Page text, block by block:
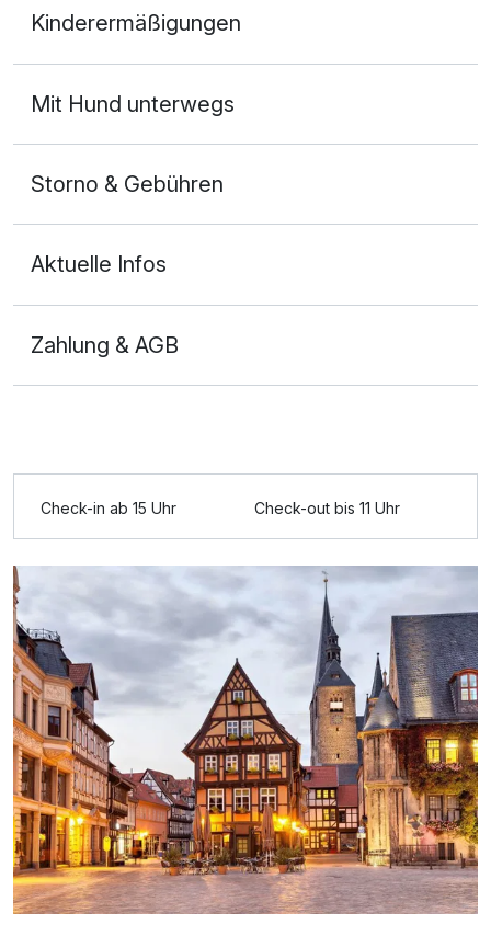
2 Erwachsene und 2 Kinder
Ausstattung
Zusatznächte
Kinderermäßigungen
Mit Hund unterwegs
Storno & Gebühren
Aktuelle Infos
Zahlung & AGB
Check-in ab 15 Uhr Check-out bis 11 Uhr